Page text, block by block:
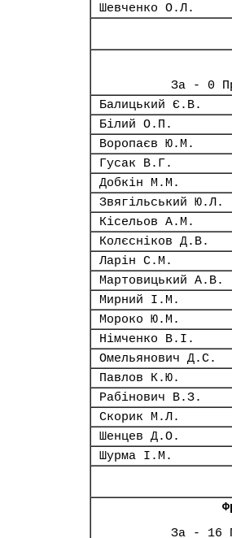
Шевченко О.Л.
За - 0
Балицький Є.В.
Білий О.П.
Воропаєв Ю.М.
Гусак В.Г.
Добкін М.М.
Звягільський Ю.Л.
Кісельов А.М.
Колєсніков Д.В.
Ларін С.М.
Мартовицький А.В.
Мирний І.М.
Мороко Ю.М.
Німченко В.І.
Омельянович Д.С.
Павлов К.Ю.
Рабінович В.З.
Скорик М.Л.
Шенцев Д.О.
Шурма І.М.
За - 16